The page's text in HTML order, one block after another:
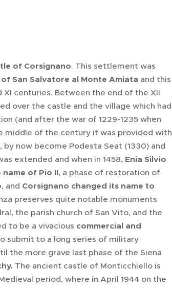
of Corsignano. This settlement was
San Salvatore al Monte Amiata and this
centuries. Between the end of the XII
over the castle and the village which had
(and after the war of 1229-1235 when
middle of the century it was provided with
now become Podesta Seat (1330) and
extended and when in 1458, Enia Silvio
of Pio II, a phase of restoration of
, and Corsignano changed its name to
preserves quite notable monuments
the parish church of San Vito, and the
to be a vivacious commercial and
submit to a long series of military
the more grave last phase of the Siena
The ancient castle of Monticchiello is
period, where in April 1944 on the